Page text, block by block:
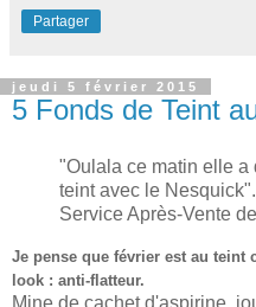
Partager
jeudi 5 février 2015
5 Fonds de Teint
"Oulala ce matin elle a
teint avec le Nesquick".
Service Après-Vente de
Je pense que février est au teint
look : anti-flatteur.